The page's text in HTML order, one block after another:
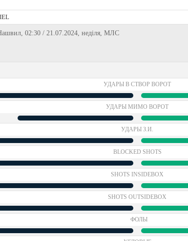
02:30 / 21.07.2024, неділя, МЛС
УДАРЫ В СТВОР ВОРОТ
УДАРЫ МИМО ВОРОТ
УДАРЫ З.И.
BLOCKED SHOTS
SHOTS INSIDEBOX
SHOTS OUTSIDEBOX
ФОЛЫ